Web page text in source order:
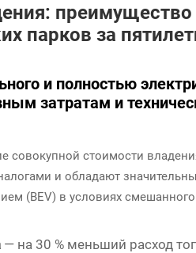
парков за
и полностью
затратам и
совокупной стоимости
и обладают
(BEV) в условиях
— на 30 % меньший расход